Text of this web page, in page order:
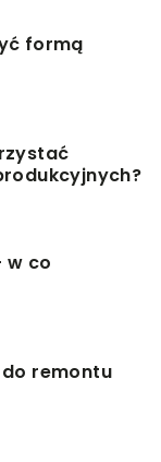
formą
w co
remontu